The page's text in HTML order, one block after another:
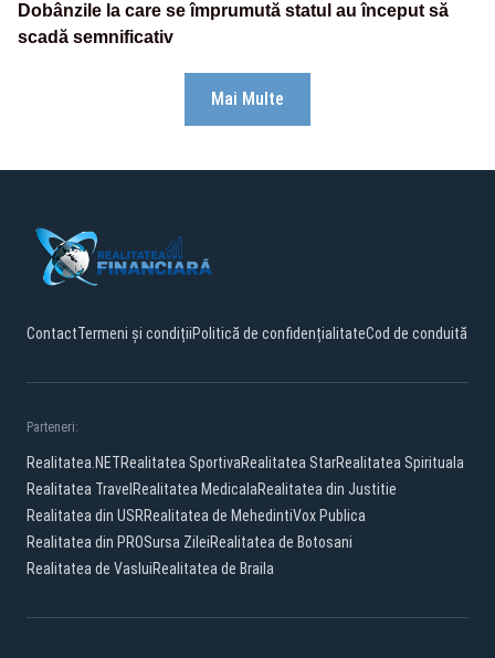
Dobânzile la care se împrumută statul au început să
scadă semnificativ
Mai Multe
ContactTermeni și condițiiPolitică de confidențialitateCod de conduită
Parteneri:
Realitatea.NETRealitatea SportivaRealitatea StarRealitatea Spirituala
Realitatea Travel Realitatea MedicalaRealitatea din Justitie
Realitatea din USRRealitatea de MehedintiVox Publica
Realitatea din PROSursa ZileiRealitatea de Botosani
Realitatea de VasluiRealitatea de Braila